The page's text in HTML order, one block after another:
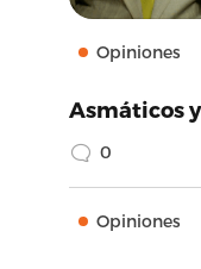
Opiniones
Asmáticos
0
Opiniones